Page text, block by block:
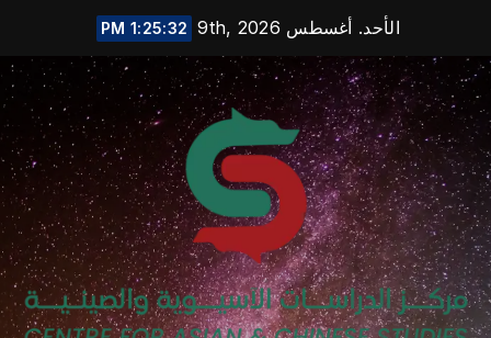
content
الأحد. أغسطس 9th, 2026 1:25:33 PM